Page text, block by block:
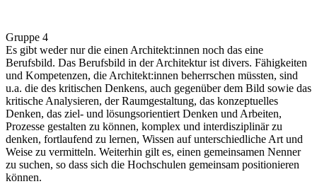
Gruppe 4
Es gibt weder nur die einen Architekt:innen noch das eine
Berufsbild. Das Berufsbild in der Architektur ist divers. Fähigkeiten
und Kompetenzen, die Architekt:innen beherrschen müssten, sind
u.a. die des kritischen Denkens, auch gegenüber dem Bild sowie das
kritische Analysieren, der Raumgestaltung, das konzeptuelles
Denken, das ziel- und lösungsorientiert Denken und Arbeiten,
Prozesse gestalten zu können, komplex und interdisziplinär zu
denken, fortlaufend zu lernen, Wissen auf unterschiedliche Art und
Weise zu vermitteln. Weiterhin gilt es, einen gemeinsamen Nenner
zu suchen, so dass sich die Hochschulen gemeinsam positionieren
können.